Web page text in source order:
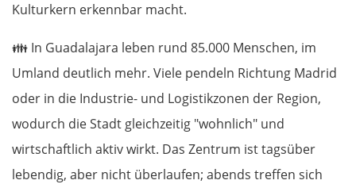
Kulturkern erkennbar macht.
👪 In Guadalajara leben rund 85.000 Menschen, im
Umland deutlich mehr. Viele pendeln Richtung Madrid
oder in die Industrie- und Logistikzonen der Region,
wodurch die Stadt gleichzeitig "wohnlich" und
wirtschaftlich aktiv wirkt. Das Zentrum ist tagsüber
lebendig, aber nicht überlaufen; abends treffen sich